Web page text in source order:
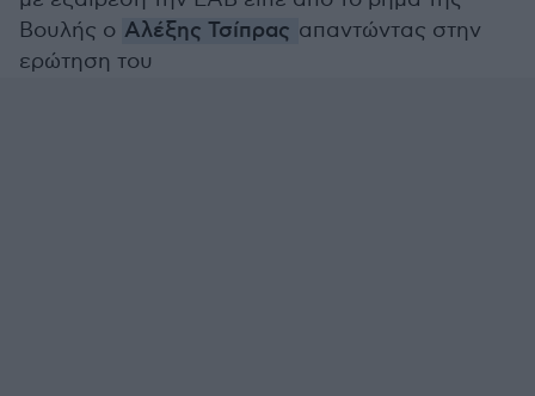
Βουλής ο Αλέξης Τσίπρας απαντώντας στην
ερώτηση του